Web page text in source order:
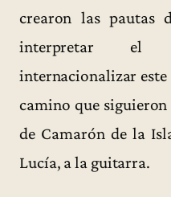
crearon las pautas
interpretar el
internacionalizar
camino que
de Camarón de la
Lucía, a la guitarra.